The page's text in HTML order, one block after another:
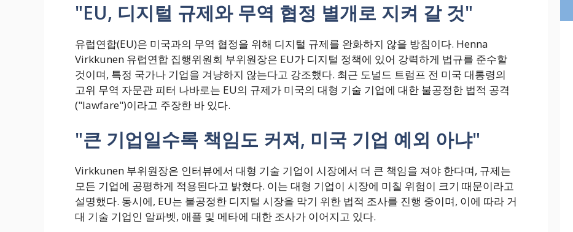
"EU, 디지털 규제와 무역 협정 별개로 지켜 갈 것"
유럽연합(EU)은 미국과의 무역 협정을 위해 디지털 규제를 완화하지 않을 방침이다. Henna
Virkkunen 유럽연합 집행위원회 부위원장은 EU가 디지털 정책에 있어 강력하게 법규를 준수할
것이며, 특정 국가나 기업을 겨냥하지 않는다고 강조했다. 최근 도널드 트럼프 전 미국 대통령의
고위 무역 자문관 피터 나바로는 EU의 규제가 미국의 대형 기술 기업에 대한 불공정한 법적 공격
("lawfare")이라고 주장한 바 있다.
"큰 기업일수록 책임도 커져, 미국 기업 예외 아냐"
Virkkunen 부위원장은 인터뷰에서 대형 기술 기업이 시장에서 더 큰 책임을 져야 한다며, 규제는
모든 기업에 공평하게 적용된다고 밝혔다. 이는 대형 기업이 시장에 미칠 위험이 크기 때문이라고
설명했다. 동시에, EU는 불공정한 디지털 시장을 막기 위한 법적 조사를 진행 중이며, 이에 따라 거
대 기술 기업인 알파벳, 애플 및 메타에 대한 조사가 이어지고 있다.